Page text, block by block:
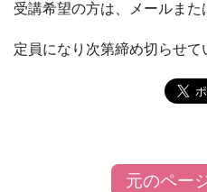
受講希望の方は、メールまた
定員になり次第締め切らせて
元のペー